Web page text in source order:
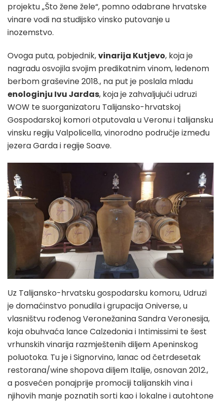
projektu „Što žene žele“, pomno odabrane hrvatske
vinare vodi na studijsko vinsko putovanje u
inozemstvo.
Ovoga puta, pobjednik,vinarija Kutjevo, koja je
nagradu osvojila svojim predikatnim vinom, ledenom
berbom graševine 2018., na put je poslala mladu
enologinju Ivu Jardas, koja je zahvaljujući udruzi
WOW te suorganizatoru Talijansko-hrvatskoj
Gospodarskoj komori otputovala u Veronu i talijansku
vinsku regiju Valpolicella, vinorodno područje između
jezera Garda i regije Soave.
Uz Talijansko-hrvatsku gospodarsku komoru, Udruzi
je domaćinstvo ponudila i grupacija Oniverse, u
vlasništvu rođenog Veronežanina Sandra Veronesija,
koja obuhvaća lance Calzedonia i Intimissimi te šest
vrhunskih vinarija razmještenih diljem Apeninskog
poluotoka. Tu je i Signorvino, lanac od četrdesetak
restorana/wine shopova diljem Italije, osnovan 2012.,
a posvećen ponajprije promociji talijanskih vina i
njihovih manje poznatih sorti kao i lokalne i autohtone